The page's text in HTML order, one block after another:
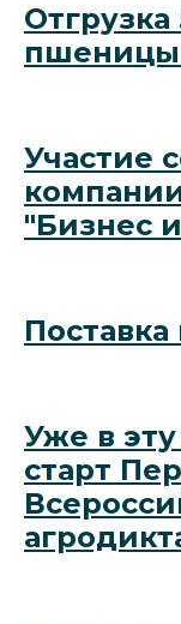
Отгрузка
пшеницы
Участие
"Бизнес
Уже в
старт